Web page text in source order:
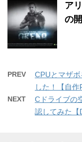
ア
の
PREV
CPUとマザ
した！【自作
NEXT
Cドライブの
認してみた【